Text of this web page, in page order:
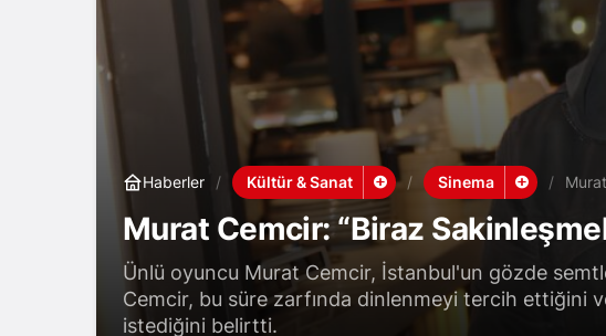
Haberler Kültür & Sanat Sinema
Murat Cemcir: “Biraz
Ünlü oyuncu Murat Cemcir, İstanbul'un gözde
Cemcir, bu süre zarfında dinlenmeyi tercih ettiğini
istediğini belirtti.